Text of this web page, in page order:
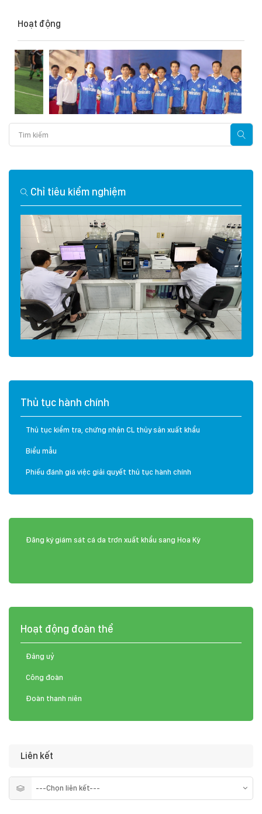
Hoạt động
Chỉ tiêu kiểm nghiệm
Thủ tục hành chính
Thủ tục kiểm tra, chứng nhận CL thủy sản xuất khẩu
Biểu mẫu
Phiếu đánh giá việc giải quyết thủ tục hành chính
Đăng ký giám sát cá da trơn xuất khẩu sang Hoa Kỳ
Hoạt động đoàn thể
Đảng uỷ
Công đoàn
Đoàn thanh niên
Liên kết